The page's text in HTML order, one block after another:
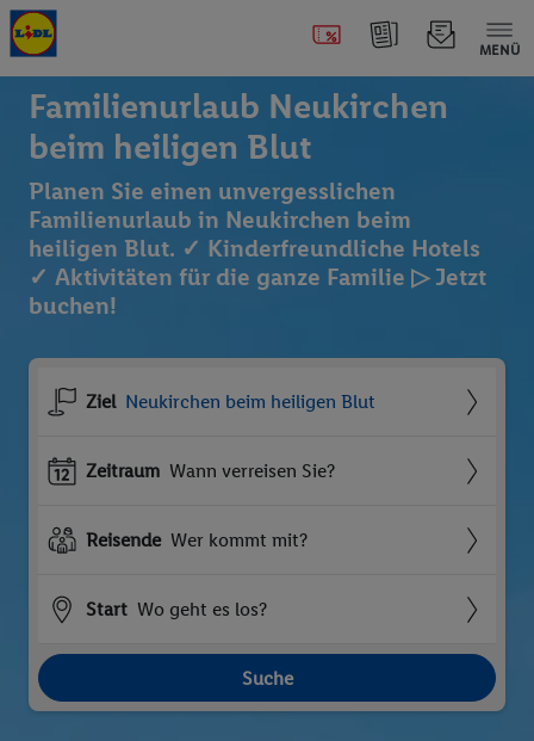
MENÜ
Familienurlaub Neukirchen
beim heiligen Blut
Planen Sie einen unvergesslichen
Familienurlaub in Neukirchen beim
heiligen Blut. ✓ Kinderfreundliche Hotels
✓ Aktivitäten für die ganze Familie ▷ Jetzt
buchen!
Ziel Neukirchen beim heiligen Blut
Zeitraum Wann verreisen Sie?
Reisende Wer kommt mit?
Start Wo geht es los?
Suche